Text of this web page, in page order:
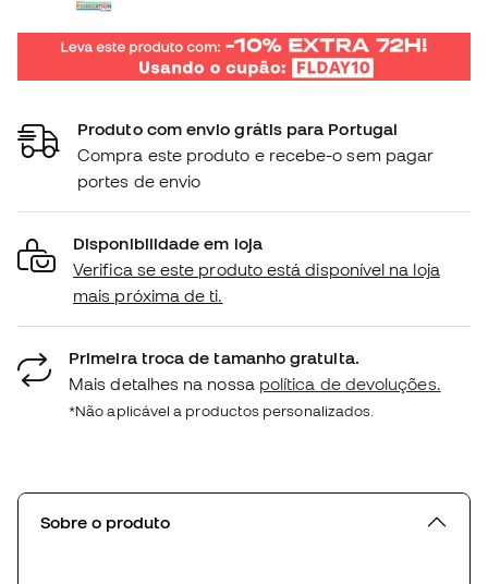
Produto com envio grátis para Portugal
Compra este produto e recebe-o sem pagar
portes de envio
Disponibilidade em loja
Verifica se este produto está disponível na loja
mais próxima de ti.
Primeira troca de tamanho gratuita.
Mais detalhes na nossa política de devoluções.
*Não aplicável a productos personalizados.
Sobre o produto